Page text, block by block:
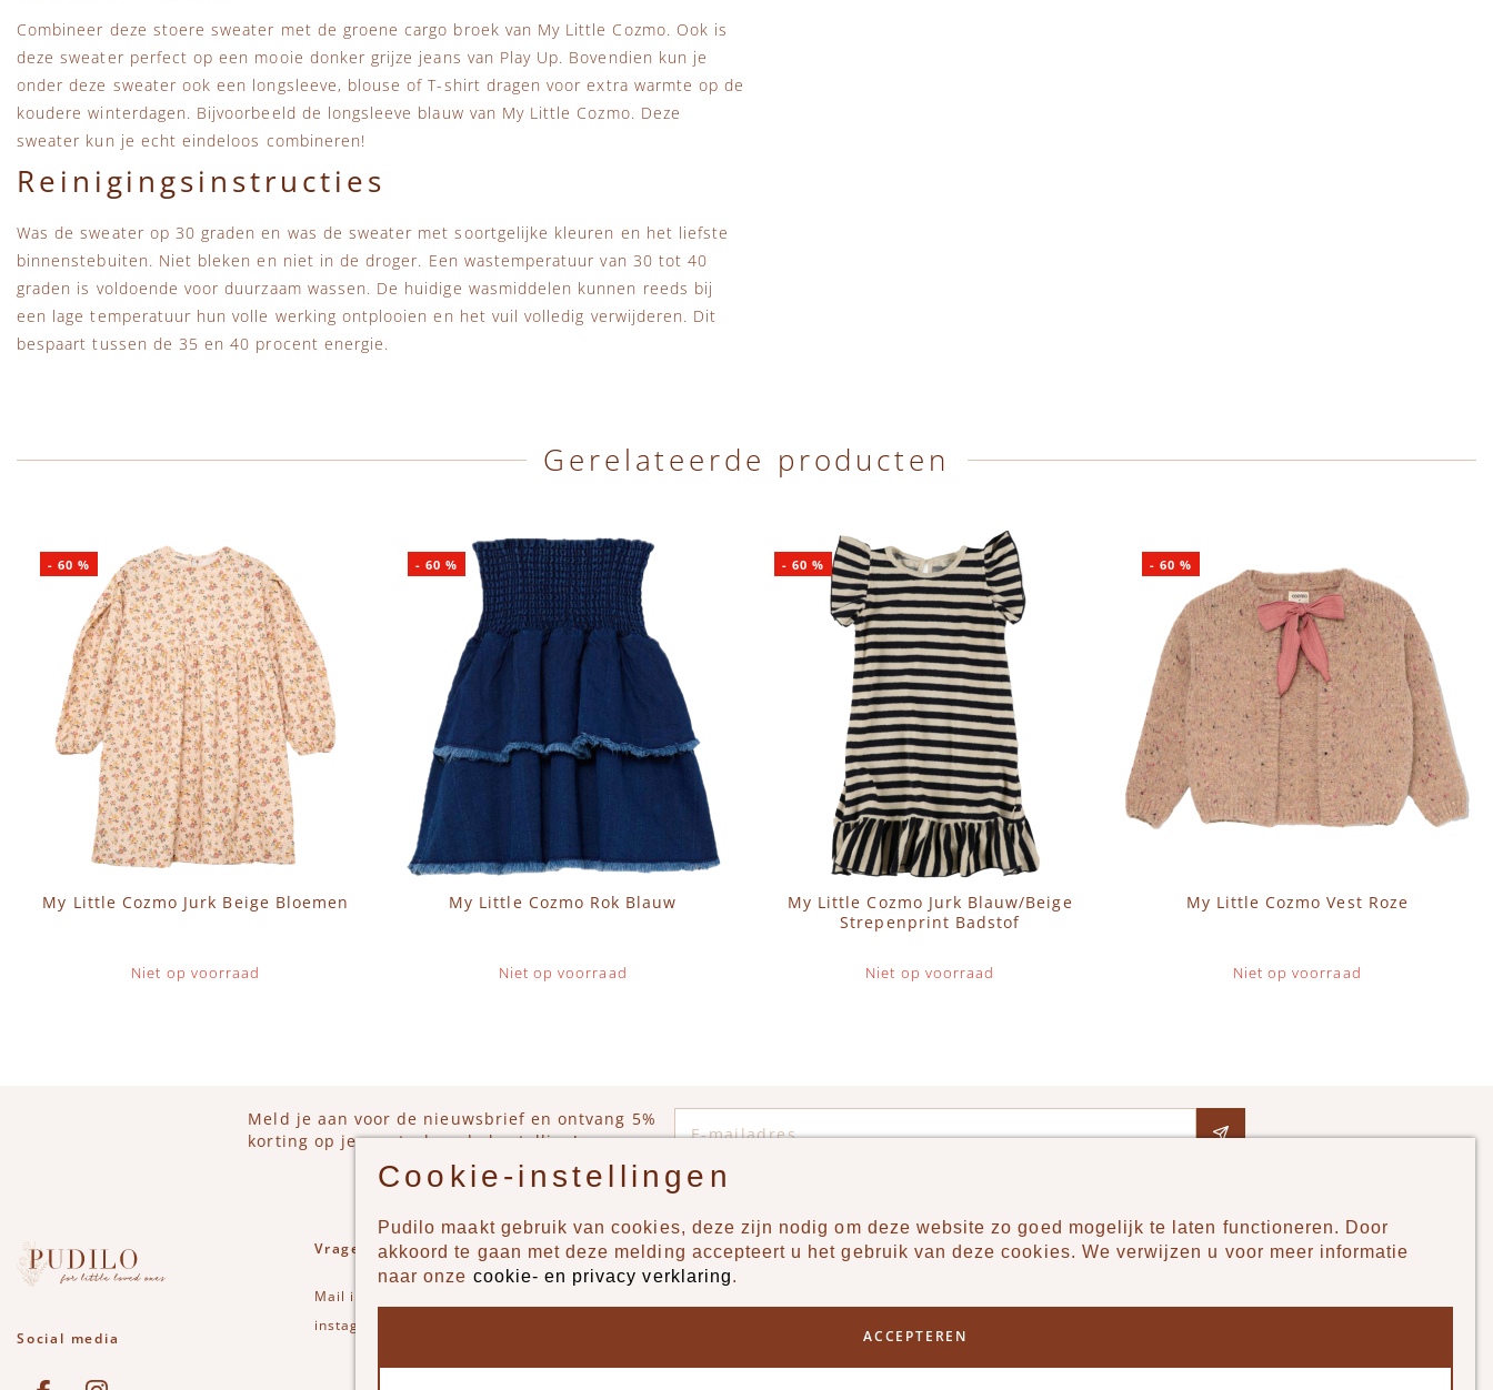
Combineer deze stoere sweater met de groene cargo broek van My Little Cozmo. Ook is
deze sweater perfect op een mooie donker grijze jeans van Play Up. Bovendien kun je
onder deze sweater ook een longsleeve, blouse of T-shirt dragen voor extra warmte op de
koudere winterdagen. Bijvoorbeeld de longsleeve blauw van My Little Cozmo. Deze
sweater kun je echt eindeloos combineren!
Reinigingsinstructies
Was de sweater op 30 graden en was de sweater met soortgelijke kleuren en het liefste
binnenstebuiten. Niet bleken en niet in de droger. Een wastemperatuur van 30 tot 40
graden is voldoende voor duurzaam wassen. De huidige wasmiddelen kunnen reeds bij
een lage temperatuur hun volle werking ontplooien en het vuil volledig verwijderen. Dit
bespaart tussen de 35 en 40 procent energie.
Gerelateerde producten
My Little Cozmo Jurk Beige Bloemen
Niet op voorraad
-60 %
My Little Cozmo Rok Blauw
Niet op voorraad
- 60 %
My Little Cozmo Jurk Blauw/Beige
Strepenprint Badstof
Niet op voorraad
-60 %
My Little Cozmo Vest Roze
Niet op voorraad
- 60 %
Meld je aan voor de nieuwsbrief en ontvang 5%
korting op je eerstvolgende bestelling!
Social media
See our FacebookBekijk onze Instagram pagina
Vragen of opmerkingen?
Mail info@pudilo.nl
instagram
Producten Pudilo
Cookie-instellingen
Pudilo maakt gebruik van cookies, deze zijn nodig om deze website zo goed mogelijk te laten functioneren. Door
akkoord te gaan met deze melding accepteert u het gebruik van deze cookies. We verwijzen u voor meer informatie
naar onze cookie- en privacy verklaring.
ACCEPTEREN